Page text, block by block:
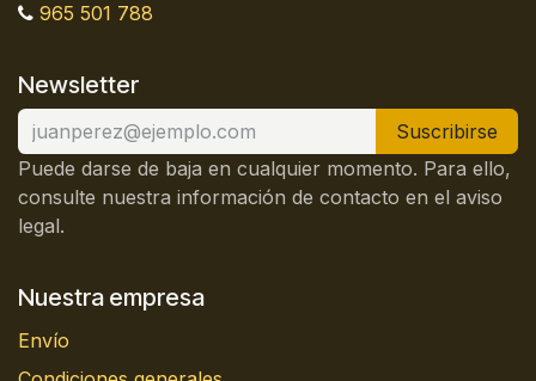
965 501 788
Newsletter
Suscribirse
Puede darse de baja en cualquier momento. Para ello,
consulte nuestra información de contacto en el aviso
legal.
Nuestra empresa
Envío